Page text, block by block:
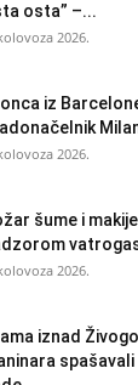
osta” –...
2026.
iz
2026.
šume i
2026.
iznad